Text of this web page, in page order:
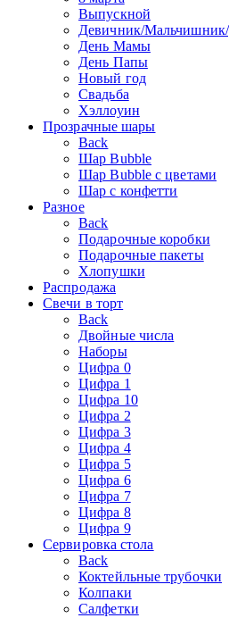
Выпускной
Девичник/
День Мамы
День Папы
Новый год
Свадьба
Хэллоуин
Прозрачные шары
Back
Шар Bubble
Шар Bubble с цветами
Шар с конфетти
Разное
Back
Подарочные коробки
Подарочные пакеты
Хлопушки
Распродажа
Свечи в торт
Back
Двойные числа
Наборы
Цифра 0
Цифра 1
Цифра 10
Цифра 2
Цифра 3
Цифра 4
Цифра 5
Цифра 6
Цифра 7
Цифра 8
Цифра 9
Сервировка стола
Back
Коктейльные трубочки
Колпаки
Салфетки